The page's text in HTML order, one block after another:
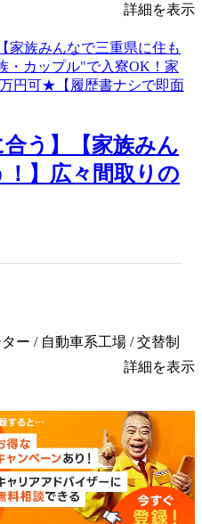
詳細を表示
合う】【家族みん
】広々間取りの
ー / 自動車系工場 / 交替制
詳細を表示